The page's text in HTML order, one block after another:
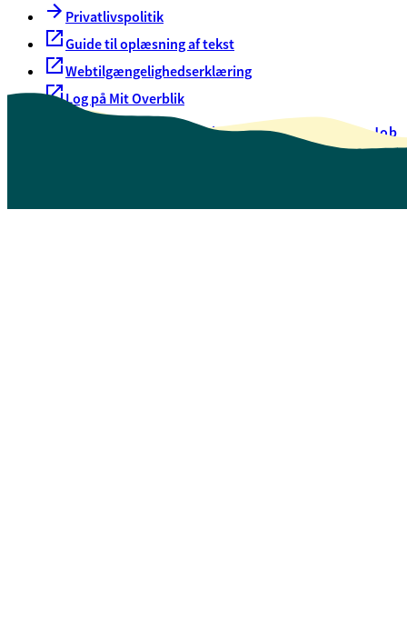
Privatlivspolitik
Guide til oplæsning af tekst
Webtilgængelighedserklæring
Log på Mit Overblik
Oversigt over selvbetjeningJob